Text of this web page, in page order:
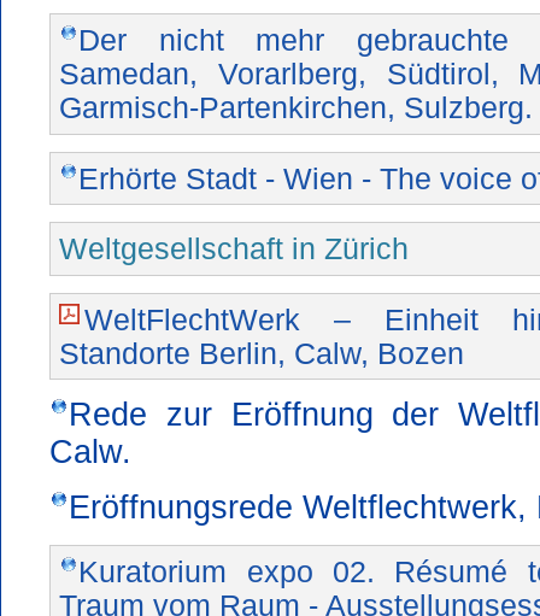
Der nicht mehr gebrauchte
Samedan, Vorarlberg, Südtirol,
Garmisch-Partenkirchen, Sulzberg.
Erhörte Stadt - Wien - The voice
Weltgesellschaft in Zürich
WeltFlechtWerk – Einheit
Standorte Berlin, Calw, Bozen
Rede zur Eröffnung der
Calw.
Eröffnungsrede Weltflechtwerk,
Kuratorium expo 02. Résumé
Traum vom Raum -